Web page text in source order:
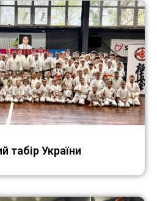
табір України